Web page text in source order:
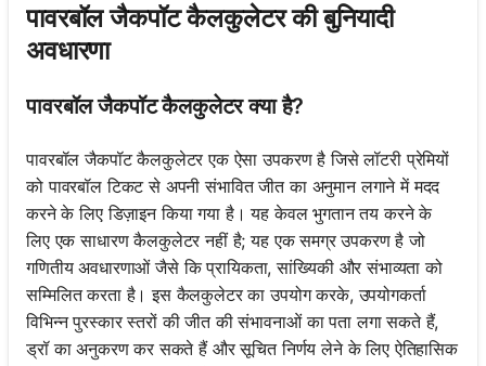
पावरबॉल जैकपॉट कैलकुलेटर की बुनियादी
अवधारणा
पावरबॉल जैकपॉट कैलकुलेटर क्या है?
पावरबॉल जैकपॉट कैलकुलेटर एक ऐसा उपकरण है जिसे लॉटरी प्रेमियों
को पावरबॉल टिकट से अपनी संभावित जीत का अनुमान लगाने में मदद
करने के लिए डिज़ाइन किया गया है। यह केवल भुगतान तय करने के
लिए एक साधारण कैलकुलेटर नहीं है; यह एक समग्र उपकरण है जो
गणितीय अवधारणाओं जैसे कि प्रायिकता, सांख्यिकी और संभाव्यता को
सम्मिलित करता है। इस कैलकुलेटर का उपयोग करके, उपयोगकर्ता
विभिन्न पुरस्कार स्तरों की जीत की संभावनाओं का पता लगा सकते हैं,
ड्रॉ का अनुकरण कर सकते हैं और सूचित निर्णय लेने के लिए ऐतिहासिक